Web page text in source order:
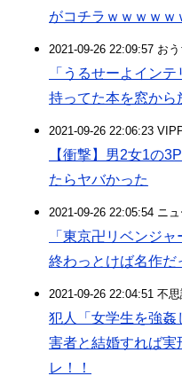
がコチラｗｗｗｗｗ
2021-09-26 22:09:57 お
「うるせーよイン
持ってた本を窓から
2021-09-26 22:06:23
【衝撃】男2女1の
たらヤバかった
2021-09-26 22:05:54 ニ
「東京卍リベンジ
終わっとけば名作
2021-09-26 22:04:51 不
犯人「女学生を強姦
害者と結婚すれば
レ！！